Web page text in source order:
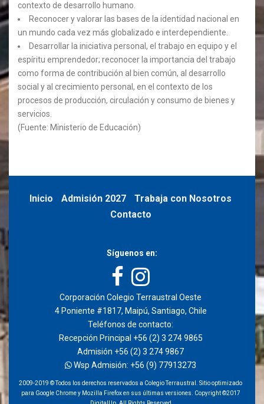
contexto de desarrollo humano.
Reconocer y valorar las bases de la identidad nacional en
un mundo cada vez más globalizado e interdependiente.
Desarrollar la iniciativa personal, el trabajo en equipo y el
espíritu emprendedor; reconocer la importancia del trabajo
como forma de contribución al bien común, al desarrollo
social y al crecimiento personal, en el contexto de los
procesos de producción, circulación y consumo de bienes y
servicios.
(Fuente: Ministerio de Educación)
Inicio Admisión 2027
Trabaja con Nosotros
Contacto
Síguenos en:
Corporación Colegio Terraustral Oeste
4 Poniente #1817, Maipú, Santiago, Chile
Teléfonos de contacto:
Recepción Principal +56 (2) 3 274 9865
Admisión +56 (2) 3 274 9867
Wsp Admisión: +56 (9) 77913273
2009-2019 © Todos los derechos reservados a Colegio Terraustral. Sitio optimizado
para Google Chrome y Mozilla Firefox en sus últimas versiones. Copyright ©2017